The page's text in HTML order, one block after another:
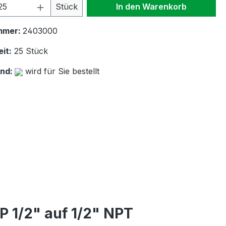
Anzahl: Gib den gewünschten Wert
Stück In den Warenkorb
2403000
25 Stück
wird für Sie bestellt
1/2" auf 1/2" NPT